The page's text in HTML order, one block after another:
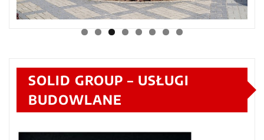
SOLID GROUP – USŁUGI
BUDOWLANE